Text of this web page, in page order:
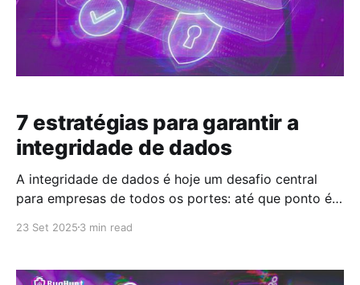
7 estratégias para garantir a
integridade de dados
A integridade de dados é hoje um desafio central
para empresas de todos os portes: até que ponto é
decisões? Não basta armazenar grandes volumes de
desafio é mantê-los íntegros, consistentes e
23 Set 2025 3 min read